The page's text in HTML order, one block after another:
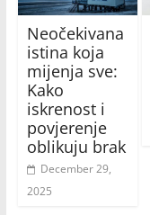
Neočekivana
istina koja
mijenja sve:
Kako
iskrenost i
povjerenje
oblikuju brak
December 29,
2025